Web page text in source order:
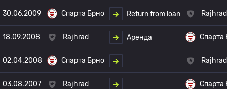
30.06.2009 Спарта Брно Return from loan Rajhrad
18.09.2008 Rajhrad Аренда Спарта
02.04.2008 Спарта Брно Rajhrad
03.08.2007 Rajhrad Спарта